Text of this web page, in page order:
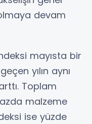
devam
mayısta bir
yılın aynı
Toplam
malzeme
ise yüzde